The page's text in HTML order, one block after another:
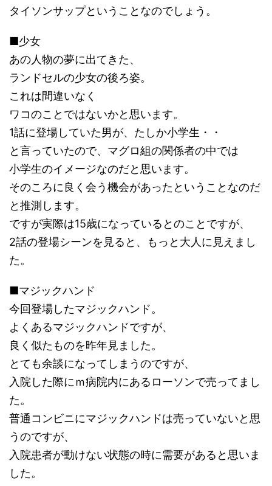
タイソンサップということなのでしょう。
■少女
あの人物の夢に出てきた、
ランドセルの少女の後ろ姿。
これは間違いなく
ワコのことではないかと思います。
1話に登場していた男が、たしか小学生・・
と言っていたので、マグロ組の関係者の中では
小学生のイメージなのだと思います。
そのころに良く会う機会があったということなのだ
と推測します。
ですが実際は15歳になっているとのことですが、
2話の登場シーンを見ると、もっと大人に見えまし
た。
■マジックハンド
今回登場したマジックハンド。
よくあるマジックハンドですが、
良く似たものを昨年見ました。
とても余談になってしまうのですが、
入院した際にｍ病院内にあるローソンで売ってまし
た。
普通コンビニにマジックハンドは売っていないと思
うのですが、
入院患者が動けない状態の時に需要があると思いま
した。